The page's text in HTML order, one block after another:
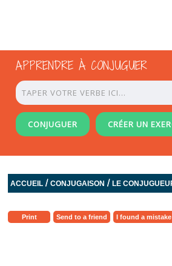
APPRENDRE À CONJUGUER
CONJUGUER CRÉER UN
ACCUEIL /CONJUGAISON /LE
Print Send to a friend I found a mistake